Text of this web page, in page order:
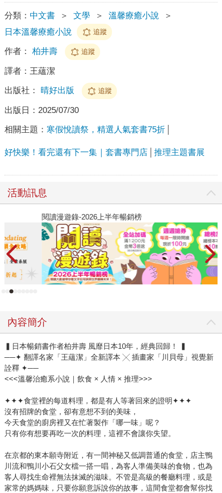
分類： 中文書 ＞ 文學 ＞ 溫馨療癒小說
＞
日本溫馨療癒小說
追蹤
作者： 柏井壽 追蹤
譯者： 王蘊潔
出版社： 晴好出版 追蹤
出版日： 2025/07/30
相關主題： 寒假悅讀祭，精選人氣套書75折
好快樂！看完還有下一集｜套書專門店 推理主題書展
活動訊息
閱讀漫遊錄-2026上半年暢銷榜
內容簡介
▍日本暢銷書作者柏井壽 風靡日本10年，經典回歸！ ▍
──✦ 翻譯名家「王蘊潔」全新譯本 ╳ 插畫家「川貝母」視覺新
詮釋 ✦──
<<<溫馨治癒系小說｜飲食 × 人情 × 推理>>>
✦✦✦食堂裡的每道料理，都是有人等著回來的證明✦✦✦
沒有招牌的食堂，卻有意想不到的美味，
今天食堂的廚房裡又在忙著製作「哪一味」呢？
只有你有想要再吃一次的料理，這裡不會讓你失望。
在京都的東本願寺附近，有一間神秘又低調普通的食堂，店主鴨
川流和鴨川小石父女檔一搭一唱，為客人準備美味的食物，也為
客人尋找生命裡無法抹滅的滋味。不管是高級的餐廳料理，或是
家常的媽媽味，只要你願意訴說你的故事，這間食堂都會幫你找